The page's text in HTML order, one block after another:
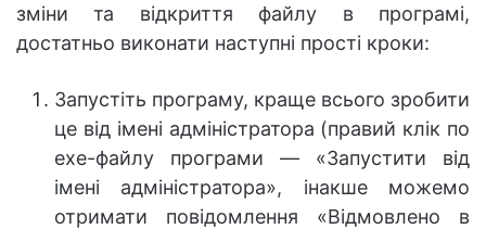
зміни та відкриття файлу в програмі,
достатньо виконати наступні прості кроки:
Запустіть програму, краще всього зробити
це від імені адміністратора (правий клік по
exe-файлу програми — «Запустити від
імені адміністратора», інакше можемо
отримати повідомлення «Відмовлено в